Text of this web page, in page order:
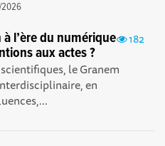
182
l’ère du numérique
aux actes ?
le Granem
en